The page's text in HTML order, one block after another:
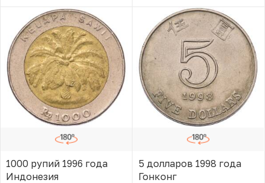
1000 рупий 1996 года
Индонезия
5 долларов 1998 года
Гонконг